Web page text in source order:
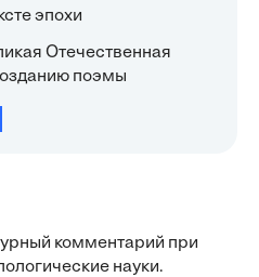
эпохи
Отечественная
поэмы
комментарий при
науки.